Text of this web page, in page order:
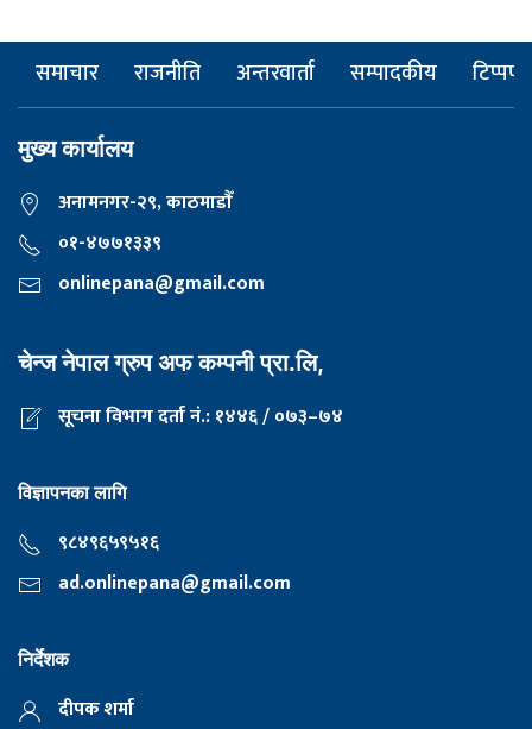
समाचार राजनीति अन्तरवार्ता सम्पादकीय टिप्पणी
मुख्य कार्यालय
अनामनगर-२९, काठमाडाैँ
०१-४७७१३३९
onlinepana@gmail.com
चेन्ज नेपाल ग्रुप अफ कम्पनी प्रा.लि,
सूचना विभाग दर्ता नं.: १४४६ / ०७३–७४
विज्ञापनका लागि
९८४९६५९५१६
ad.onlinepana@gmail.com
निर्देशक
दीपक शर्मा